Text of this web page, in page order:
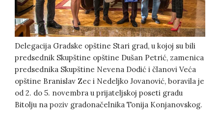
Delegacija Gradske opštine Stari grad, u kojoj su bili
predsednik Skupštine opštine Dušan Petrić, zamenica
predsednika Skupštine Nevena Dodić i članovi Veća
opštine Branislav Zec i Nedeljko Jovanović, boravila je
od 2. do 5. novembra u prijateljskoj poseti gradu
Bitolju na poziv gradonačelnika Tonija Konjanovskog.